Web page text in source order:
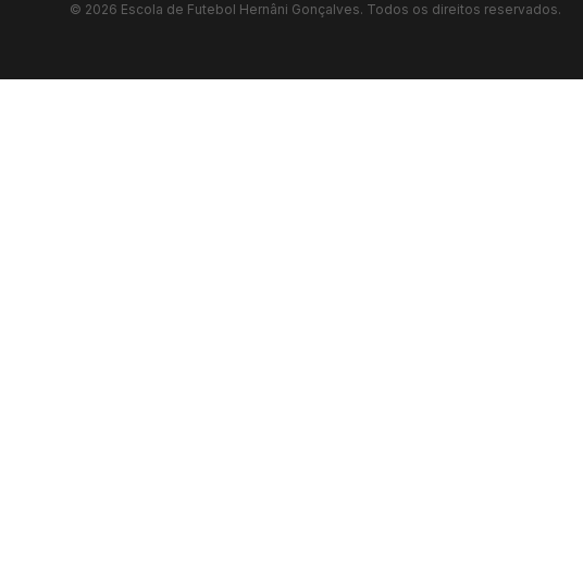
© 2026 Escola de Futebol Hernâni Gonçalves. Todos os direitos reservados.